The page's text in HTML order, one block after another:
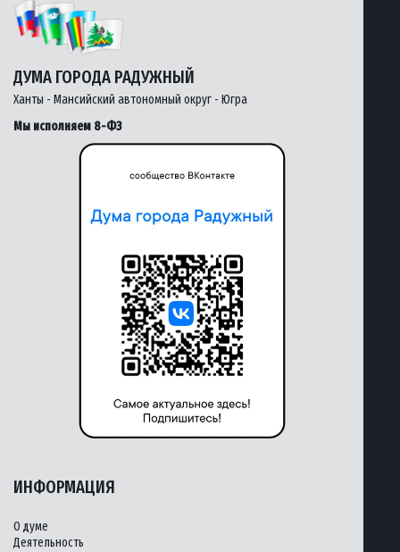
ДУМА ГОРОДА РАДУЖНЫЙ
Ханты - Мансийский автономный округ - Югра
Мы исполняем 8-ФЗ
ИНФОРМАЦИЯ
О думе
Деятельность